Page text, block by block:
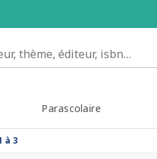
Parascolaire
à 3